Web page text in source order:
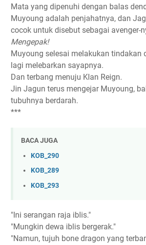
Mata yang dipenuhi dengan balas
Muyoung adalah penjahatnya, dan
cocok untuk disebut sebagai avenger-
Mengepak!
Muyoung selesai melakukan tindakan
lagi melebarkan sayapnya.
Dan terbang menuju Klan Reign.
Jin Jagun terus mengejar Muyoung,
tubuhnya berdarah.
***
BACA JUGA
KOB_290
KOB_289
KOB_293
"Ini serangan raja iblis."
"Mungkin dewa iblis bergerak."
"Namun, tujuh bone dragon yang